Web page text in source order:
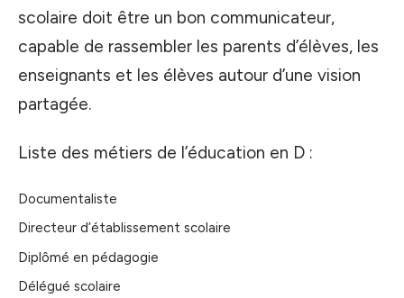
scolaire doit être un bon communicateur,
capable de rassembler les parents d’élèves, les
enseignants et les élèves autour d’une vision
partagée.
Liste des métiers de l’éducation en D :
Documentaliste
Directeur d’établissement scolaire
Diplômé en pédagogie
Délégué scolaire